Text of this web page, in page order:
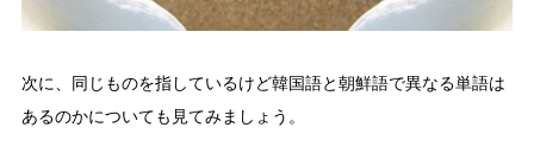
次に、同じものを指しているけど韓国語と朝鮮語で異なる単語は
あるのかについても見てみましょう。